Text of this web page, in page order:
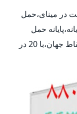
در مینای،حمل
حمل
نقل،پایانه حمل بار،پایانه حمل کالا،گمرگ،حمل بار به شهرستان،حمل بار به تمام نقاط مینای،حمل بار به خارج از کشور،حمل بار به عراق،حمل بار به تمام نقاط جهان،با 20 در